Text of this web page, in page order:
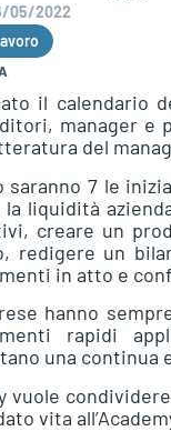
05/2022
il calendario
manager e
del
saranno 7 le
liquidità
creare un
redigere un
in atto e
hanno
rapidi
una continua
vuole
vita